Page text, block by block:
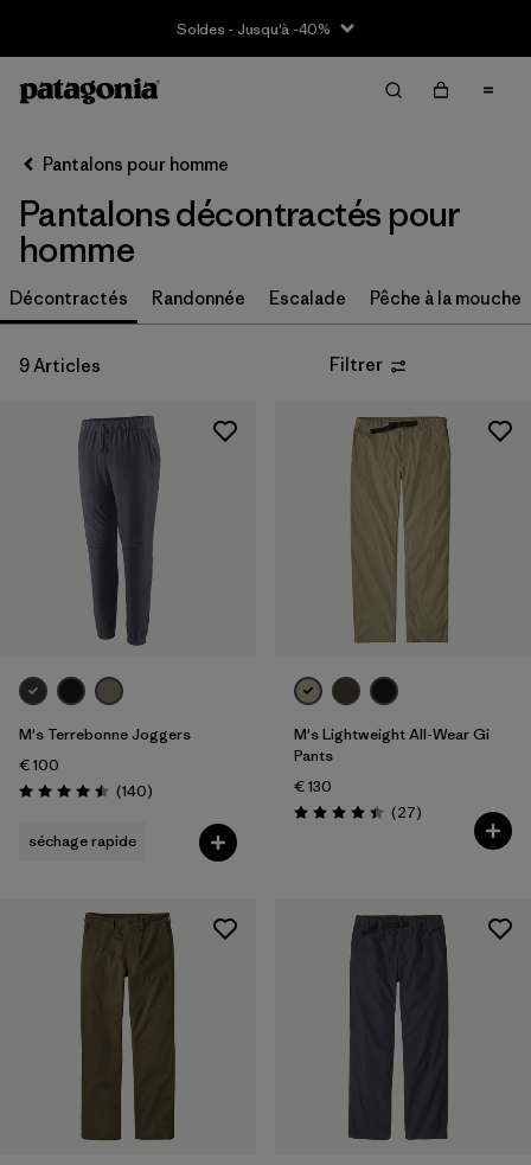
Soldes - Jusqu'à -40%
Filtrer par
Taille
(9)
(4)
Filtrer par
Filtrer par
Filtrer par
Caractéristiques
Pantalons pour homme
Pantalons décontractés pour
homme
Décontractés Randonnée Escalade Pêche à la mouche
9 Articles Filtrer
M's Terrebonne Joggers
€ 100
Évaluation: 4.5 / 5
(140Avis
)
séchage rapide
M's Lightweight All-Wear Gi
Pants
€ 130
Évaluation: 4.4 / 5
(27Avis
)